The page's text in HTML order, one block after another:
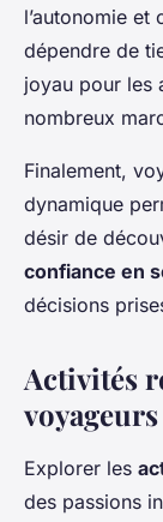
l’autonomie et
dépendre de
joyau pour les
nombreux
Finalement,
dynamique
désir de
confiance en
décisions
Activités
Explorer les
des passions